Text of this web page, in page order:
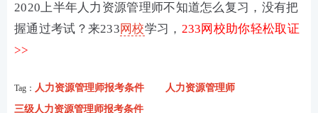
2020上半年人力资源管理师不知道怎么复习，没有把
握通过考试？来233网校学习， 233网校助你轻松取证
>>
Tag： 人力资源管理师报考条件
人力资源管理师
三级人力资源管理师报考条件